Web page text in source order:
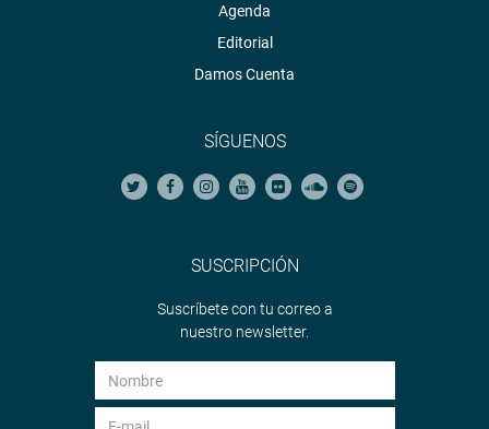
Agenda
Editorial
Damos Cuenta
SÍGUENOS
SUSCRIPCIÓN
Suscríbete con tu correo a
nuestro newsletter.